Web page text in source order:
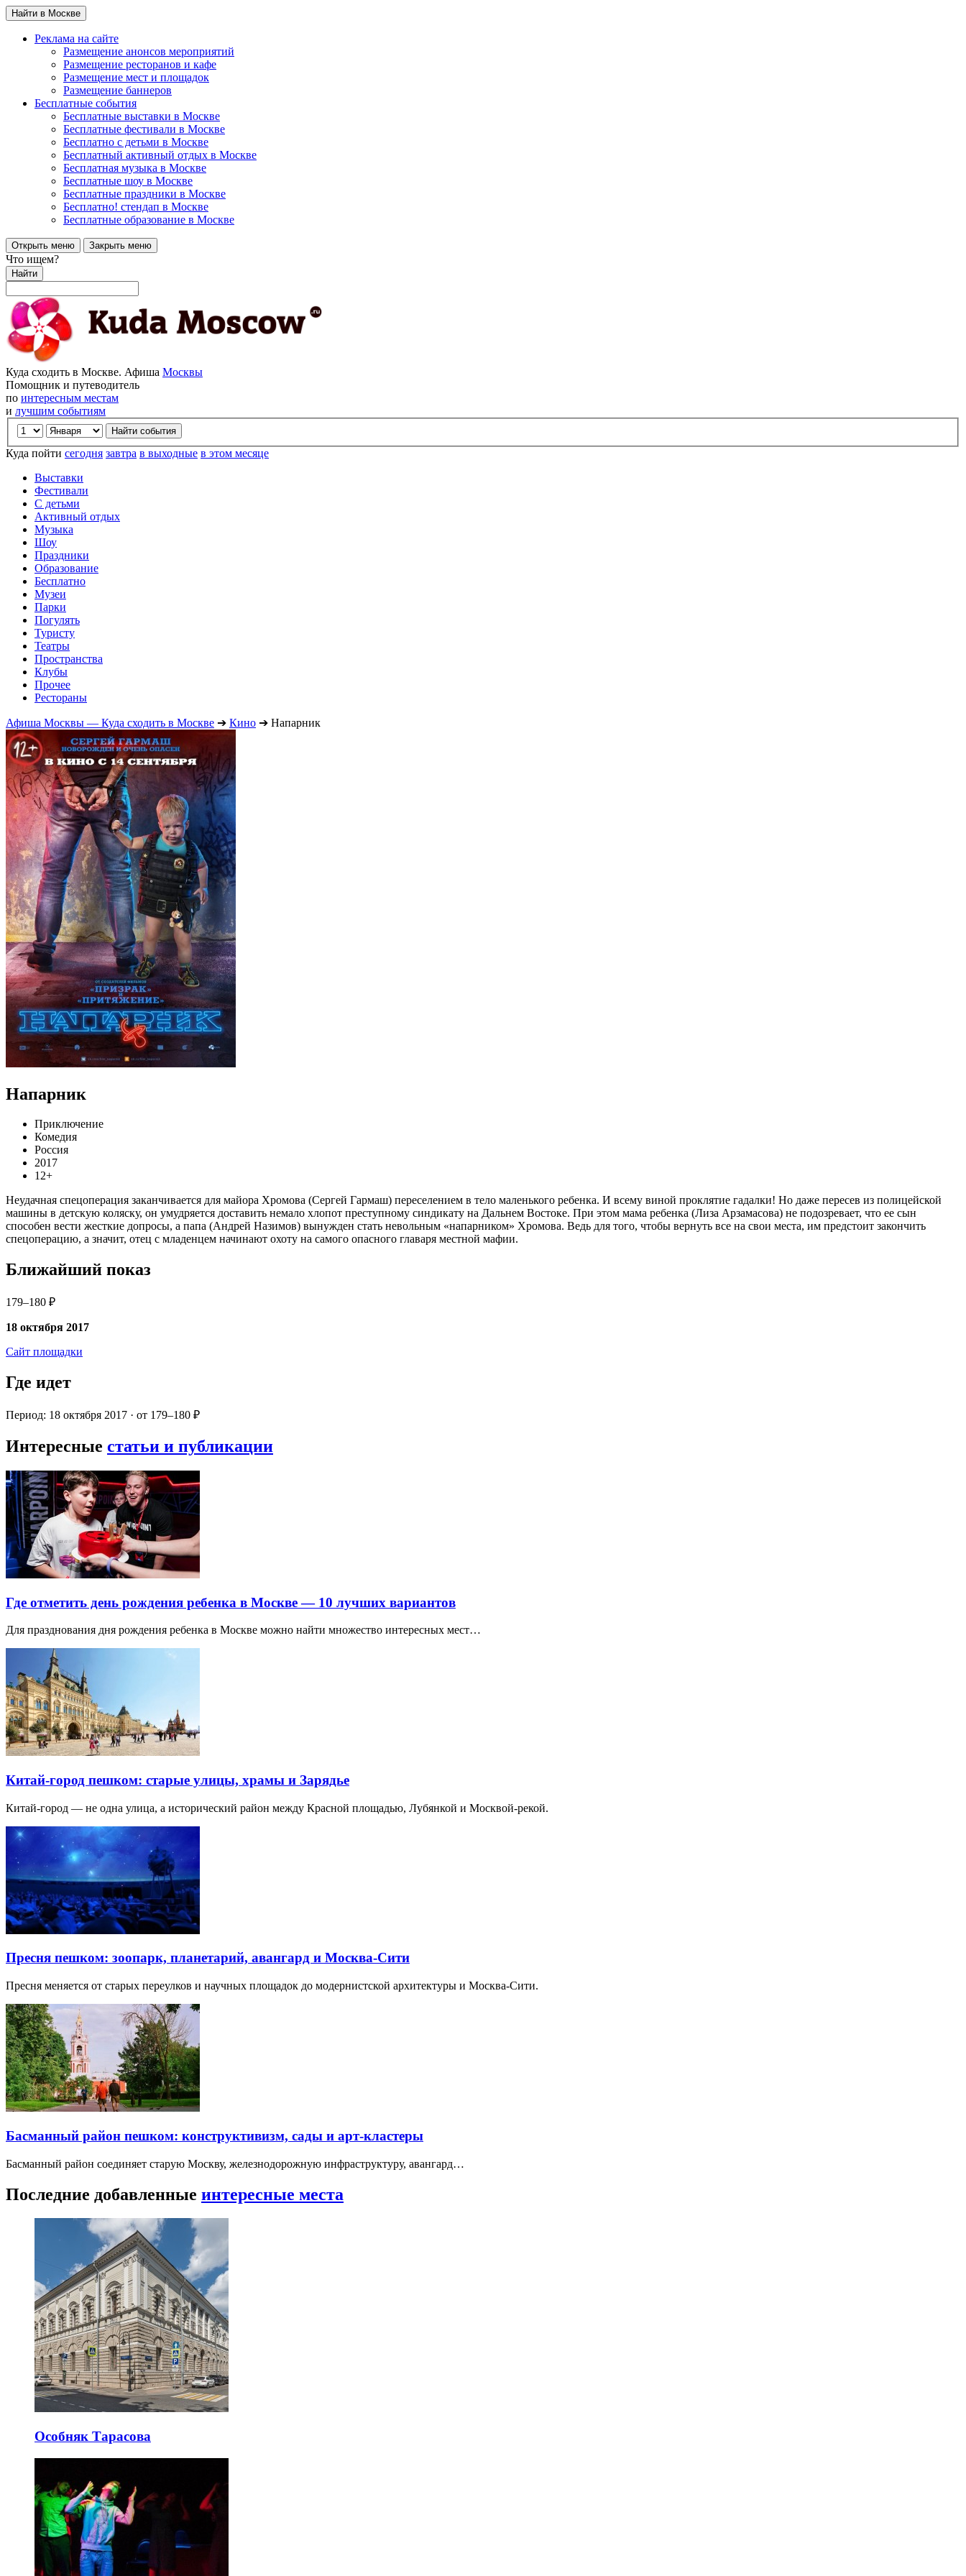
Найти в Москве
Реклама на сайте
Размещение анонсов мероприятий
Размещение ресторанов и кафе
Размещение мест и площадок
Размещение баннеров
Бесплатные события
Бесплатные выставки в Москве
Бесплатные фестивали в Москве
Бесплатно с детьми в Москве
Бесплатный активный отдых в Москве
Бесплатная музыка в Москве
Бесплатные шоу в Москве
Бесплатные праздники в Москве
Бесплатно! стендап в Москве
Бесплатные образование в Москве
Открыть меню Закрыть меню
Что ищем?
Найти
Куда сходить в Москве. Афиша Москвы
Помощник и путеводитель
по интересным местам
и лучшим событиям
Куда пойти сегодня завтра в выходные в этом месяце
Выставки
Фестивали
С детьми
Активный отдых
Музыка
Шоу
Праздники
Образование
Бесплатно
Музеи
Парки
Погулять
Туристу
Театры
Пространства
Клубы
Прочее
Рестораны
Афиша Москвы — Куда сходить в Москве ➔ Кино ➔ Напарник
Напарник
Приключение
Комедия
Россия
2017
12+
Неудачная спецоперация заканчивается для майора Хромова (Сергей Гармаш) переселением в тело маленького ребенка. И всему виной проклятие гадалки! Но даже пересев из полицейской
машины в детскую коляску, он умудряется доставить немало хлопот преступному синдикату на Дальнем Востоке. При этом мама ребенка (Лиза Арзамасова) не подозревает, что ее сын
способен вести жесткие допросы, а папа (Андрей Назимов) вынужден стать невольным «напарником» Хромова. Ведь для того, чтобы вернуть все на свои места, им предстоит закончить
спецоперацию, а значит, отец с младенцем начинают охоту на самого опасного главаря местной мафии.
Ближайший показ
179–180 ₽
18 октября 2017
Сайт площадки
Где идет
Период: 18 октября 2017 · от 179–180 ₽
Интересные статьи и публикации
Где отметить день рождения ребенка в Москве — 10 лучших вариантов
Для празднования дня рождения ребенка в Москве можно найти множество интересных мест…
Китай-город пешком: старые улицы, храмы и Зарядье
Китай-город — не одна улица, а исторический район между Красной площадью, Лубянкой и Москвой-рекой.
Пресня пешком: зоопарк, планетарий, авангард и Москва-Сити
Пресня меняется от старых переулков и научных площадок до модернистской архитектуры и Москва-Сити.
Басманный район пешком: конструктивизм, сады и арт-кластеры
Басманный район соединяет старую Москву, железнодорожную инфраструктуру, авангард…
Последние добавленные интересные места
Особняк Тарасова